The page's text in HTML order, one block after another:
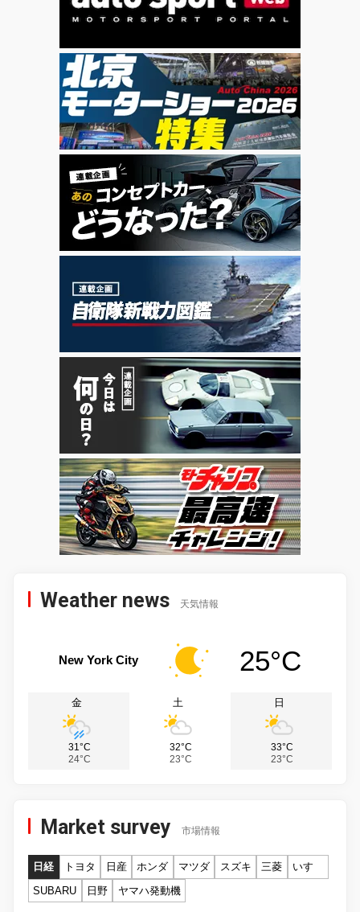
Weather news 天気情報
New York City 25°C
金
31°C
24°C
土
32°C
23°C
日
33°C
23°C
Market survey 市場情報
日経 トヨタ 日産 ホンダ マツダ スズキ 三菱
いすゞ
SUBARU
日野 ヤマハ発動機